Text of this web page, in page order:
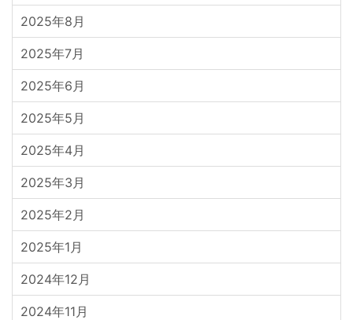
2025年8月
2025年7月
2025年6月
2025年5月
2025年4月
2025年3月
2025年2月
2025年1月
2024年12月
2024年11月